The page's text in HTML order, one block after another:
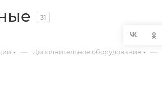
31
— Дополнительное оборудование —